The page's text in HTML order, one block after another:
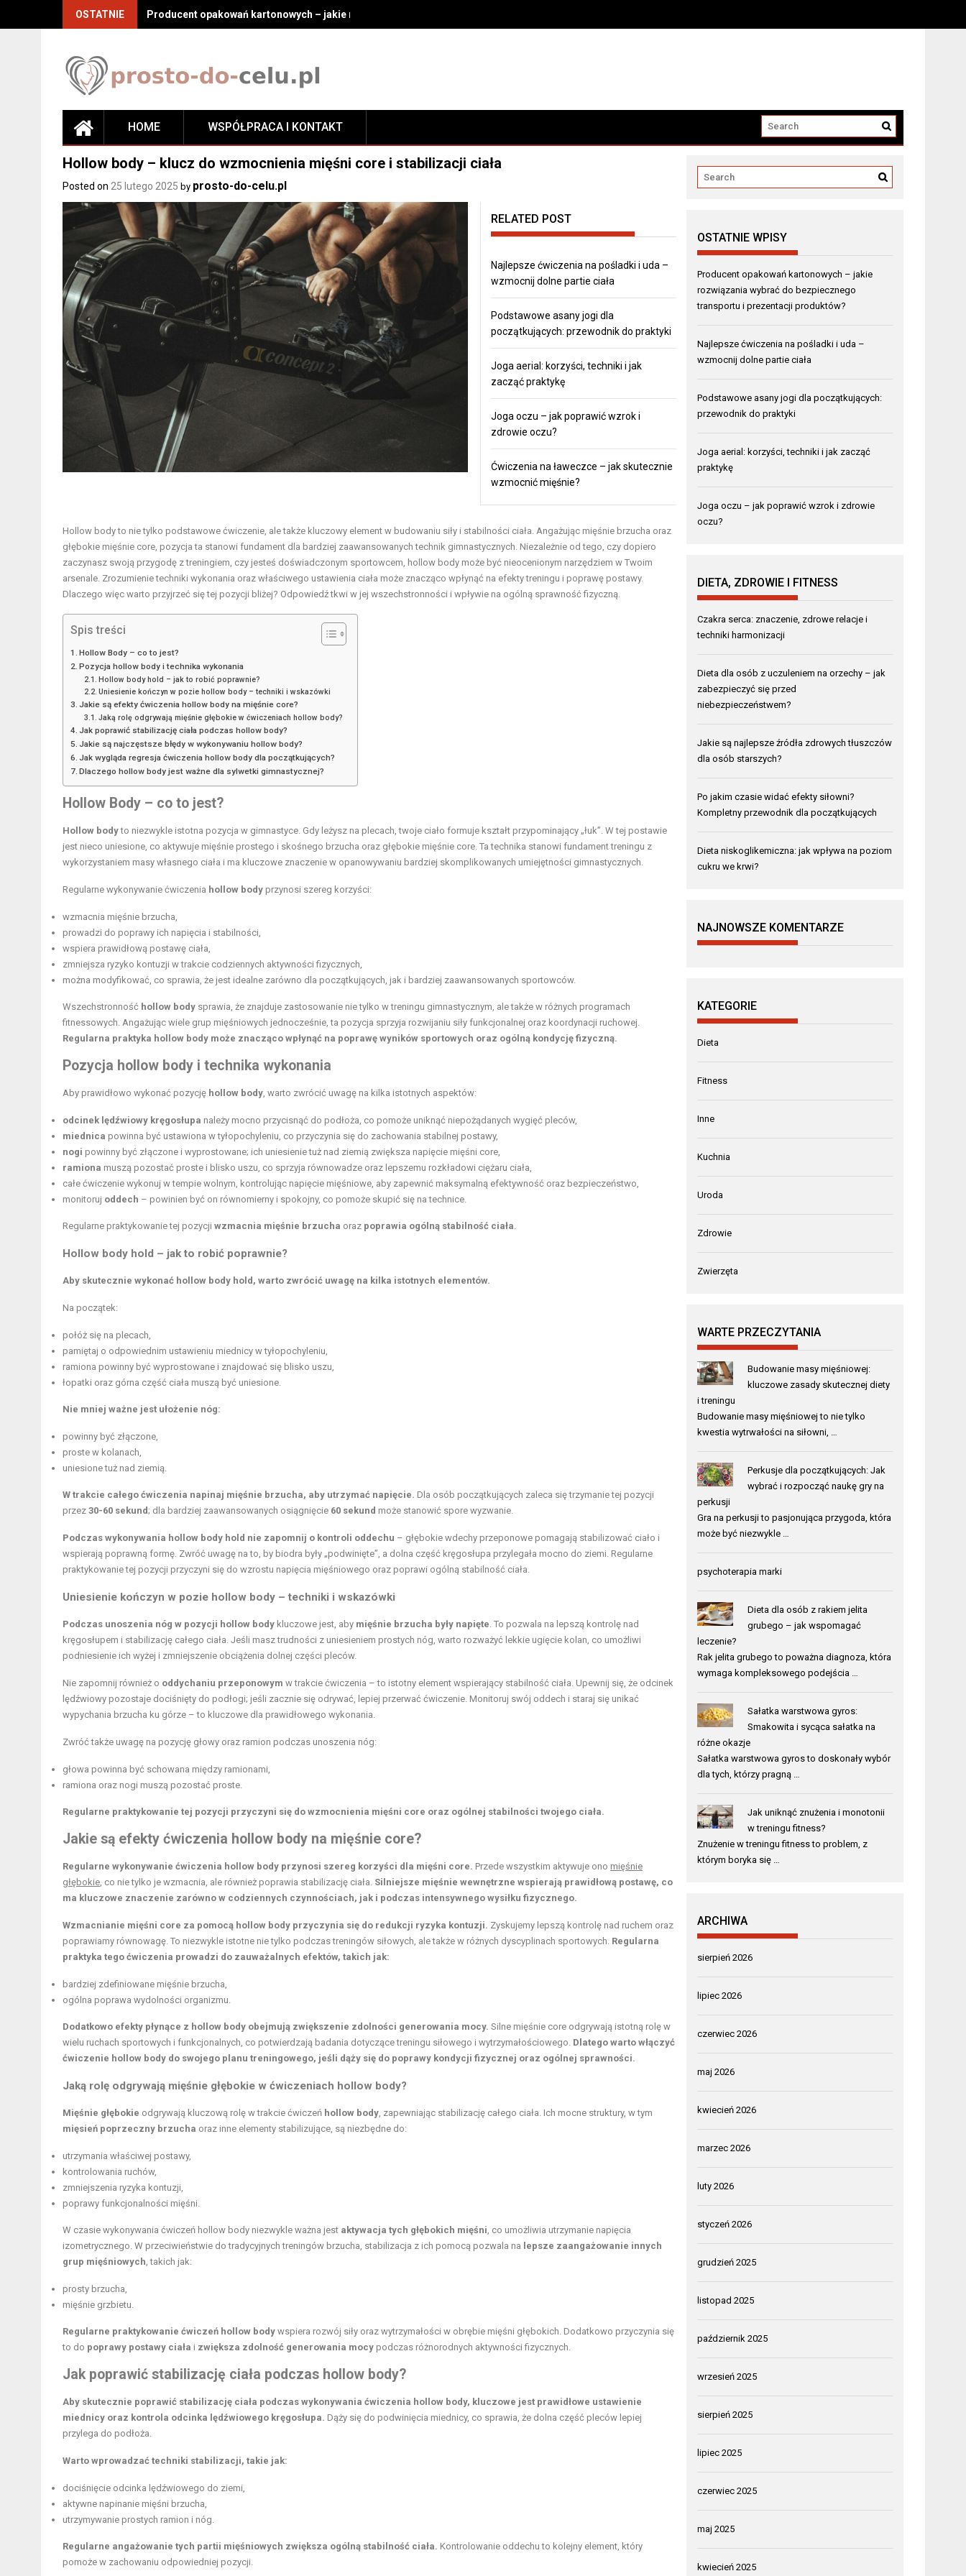
OSTATNIE Producent opakowań kartonowych – jakie rozwiązania wybrać do bezpiecznego transportu i prezentacji produktów?
HOME WSPÓŁPRACA I KONTAKT
Hollow body – klucz do wzmocnienia mięśni core i stabilizacji ciała
Posted on 25 lutego 2025 by prosto-do-celu.pl
RELATED POST
Najlepsze ćwiczenia na pośladki i uda –
wzmocnij dolne partie ciała
Podstawowe asany jogi dla
początkujących: przewodnik do praktyki
Joga aerial: korzyści, techniki i jak
zacząć praktykę
Joga oczu – jak poprawić wzrok i
zdrowie oczu?
Ćwiczenia na ławeczce – jak skutecznie
wzmocnić mięśnie?
Hollow body to nie tylko podstawowe ćwiczenie, ale także kluczowy element w budowaniu siły i stabilności ciała. Angażując mięśnie brzucha oraz
głębokie mięśnie core, pozycja ta stanowi fundament dla bardziej zaawansowanych technik gimnastycznych. Niezależnie od tego, czy dopiero
zaczynasz swoją przygodę z treningiem, czy jesteś doświadczonym sportowcem, hollow body może być nieocenionym narzędziem w Twoim
arsenale. Zrozumienie techniki wykonania oraz właściwego ustawienia ciała może znacząco wpłynąć na efekty treningu i poprawę postawy.
Dlaczego więc warto przyjrzeć się tej pozycji bliżej? Odpowiedź tkwi w jej wszechstronności i wpływie na ogólną sprawność fizyczną.
Spis treści
Hollow Body – co to jest?
Pozycja hollow body i technika wykonania
Hollow body hold – jak to robić poprawnie?
Uniesienie kończyn w pozie hollow body – techniki i wskazówki
Jakie są efekty ćwiczenia hollow body na mięśnie core?
Jaką rolę odgrywają mięśnie głębokie w ćwiczeniach hollow body?
Jak poprawić stabilizację ciała podczas hollow body?
Jakie są najczęstsze błędy w wykonywaniu hollow body?
Jak wygląda regresja ćwiczenia hollow body dla początkujących?
Dlaczego hollow body jest ważne dla sylwetki gimnastycznej?
Hollow Body – co to jest?
Hollow bodyto niezwykle istotna pozycja w gimnastyce. Gdy leżysz na plecach, twoje ciało formuje kształt przypominający „łuk”. W tej postawie
jest nieco uniesione, co aktywuje mięśnie prostego i skośnego brzucha oraz głębokie mięśnie core. Ta technika stanowi fundament treningu z
wykorzystaniem masy własnego ciała i ma kluczowe znaczenie w opanowywaniu bardziej skomplikowanych umiejętności gimnastycznych.
Regularne wykonywanie ćwiczenia hollow body przynosi szereg korzyści:
wzmacnia mięśnie brzucha,
prowadzi do poprawy ich napięcia i stabilności,
wspiera prawidłową postawę ciała,
zmniejsza ryzyko kontuzji w trakcie codziennych aktywności fizycznych,
można modyfikować, co sprawia, że jest idealne zarówno dla początkujących, jak i bardziej zaawansowanych sportowców.
Wszechstronność hollow body sprawia, że znajduje zastosowanie nie tylko w treningu gimnastycznym, ale także w różnych programach
fitnessowych. Angażując wiele grup mięśniowych jednocześnie, ta pozycja sprzyja rozwijaniu siły funkcjonalnej oraz koordynacji ruchowej.
Regularna praktyka hollow body może znacząco wpłynąć na poprawę wyników sportowych oraz ogólną kondycję fizyczną.
Pozycja hollow body i technika wykonania
Aby prawidłowo wykonać pozycję hollow body, warto zwrócić uwagę na kilka istotnych aspektów:
odcinek lędźwiowy kręgosłupa należy mocno przycisnąć do podłoża, co pomoże uniknąć niepożądanych wygięć pleców,
miednica powinna być ustawiona w tyłopochyleniu, co przyczynia się do zachowania stabilnej postawy,
nogi powinny być złączone i wyprostowane; ich uniesienie tuż nad ziemią zwiększa napięcie mięśni core,
ramiona muszą pozostać proste i blisko uszu, co sprzyja równowadze oraz lepszemu rozkładowi ciężaru ciała,
całe ćwiczenie wykonuj w tempie wolnym, kontrolując napięcie mięśniowe, aby zapewnić maksymalną efektywność oraz bezpieczeństwo,
monitoruj oddech – powinien być on równomierny i spokojny, co pomoże skupić się na technice.
Regularne praktykowanie tej pozycji wzmacnia mięśnie brzucha oraz poprawia ogólną stabilność ciała.
Hollow body hold – jak to robić poprawnie?
Aby skutecznie wykonać hollow body hold, warto zwrócić uwagę na kilka istotnych elementów.
Na początek:
połóż się na plecach,
pamiętaj o odpowiednim ustawieniu miednicy w tyłopochyleniu,
ramiona powinny być wyprostowane i znajdować się blisko uszu,
łopatki oraz górna część ciała muszą być uniesione.
Nie mniej ważne jest ułożenie nóg:
powinny być złączone,
proste w kolanach,
uniesione tuż nad ziemią.
W trakcie całego ćwiczenia napinaj mięśnie brzucha, aby utrzymać napięcie. Dla osób początkujących zaleca się trzymanie tej pozycji
przez 30-60 sekund; dla bardziej zaawansowanych osiągnięcie 60 sekund może stanowić spore wyzwanie.
Podczas wykonywania hollow body hold nie zapomnij o kontroli oddechu – głębokie wdechy przeponowe pomagają stabilizować ciało i
wspierają poprawną formę. Zwróć uwagę na to, by biodra były „podwinięte”, a dolna część kręgosłupa przylegała mocno do ziemi. Regularne
praktykowanie tej pozycji przyczyni się do wzrostu napięcia mięśniowego oraz poprawi ogólną stabilność ciała.
Uniesienie kończyn w pozie hollow body – techniki i wskazówki
Podczas unoszenia nóg w pozycji hollow body kluczowe jest, aby mięśnie brzucha były napięte. To pozwala na lepszą kontrolę nad
kręgosłupem i stabilizację całego ciała. Jeśli masz trudności z uniesieniem prostych nóg, warto rozważyć lekkie ugięcie kolan, co umożliwi
podniesienie ich wyżej i zmniejszenie obciążenia dolnej części pleców.
Nie zapomnij również o oddychaniu przeponowym w trakcie ćwiczenia – to istotny element wspierający stabilność ciała. Upewnij się, że odcinek
lędźwiowy pozostaje dociśnięty do podłogi; jeśli zacznie się odrywać, lepiej przerwać ćwiczenie. Monitoruj swój oddech i staraj się unikać
wypychania brzucha ku górze – to kluczowe dla prawidłowego wykonania.
Zwróć także uwagę na pozycję głowy oraz ramion podczas unoszenia nóg:
głowa powinna być schowana między ramionami,
ramiona oraz nogi muszą pozostać proste.
Regularne praktykowanie tej pozycji przyczyni się do wzmocnienia mięśni core oraz ogólnej stabilności twojego ciała.
Jakie są efekty ćwiczenia hollow body na mięśnie core?
Regularne wykonywanie ćwiczenia hollow body przynosi szereg korzyści dla mięśni core. Przede wszystkim aktywuje ono mięśnie
głębokie, co nie tylko je wzmacnia, ale również poprawia stabilizację ciała. Silniejsze mięśnie wewnętrzne wspierają prawidłową postawę, co
ma kluczowe znaczenie zarówno w codziennych czynnościach, jak i podczas intensywnego wysiłku fizycznego.
Wzmacnianie mięśni core za pomocą hollow body przyczynia się do redukcji ryzyka kontuzji. Zyskujemy lepszą kontrolę nad ruchem oraz
poprawiamy równowagę. To niezwykle istotne nie tylko podczas treningów siłowych, ale także w różnych dyscyplinach sportowych. Regularna
praktyka tego ćwiczenia prowadzi do zauważalnych efektów, takich jak:
bardziej zdefiniowane mięśnie brzucha,
ogólna poprawa wydolności organizmu.
Dodatkowo efekty płynące z hollow body obejmują zwiększenie zdolności generowania mocy. Silne mięśnie core odgrywają istotną rolę w
wielu ruchach sportowych i funkcjonalnych, co potwierdzają badania dotyczące treningu siłowego i wytrzymałościowego. Dlatego warto włączyć
ćwiczenie hollow body do swojego planu treningowego, jeśli dąży się do poprawy kondycji fizycznej oraz ogólnej sprawności.
Jaką rolę odgrywają mięśnie głębokie w ćwiczeniach hollow body?
Mięśnie głębokie odgrywają kluczową rolę w trakcie ćwiczeń hollow body, zapewniając stabilizację całego ciała. Ich mocne struktury, w tym
mięsień poprzeczny brzucha oraz inne elementy stabilizujące, są niezbędne do:
utrzymania właściwej postawy,
kontrolowania ruchów,
zmniejszenia ryzyka kontuzji,
poprawy funkcjonalności mięśni.
W czasie wykonywania ćwiczeń hollow body niezwykle ważna jest aktywacja tych głębokich mięśni, co umożliwia utrzymanie napięcia
izometrycznego. W przeciwieństwie do tradycyjnych treningów brzucha, stabilizacja z ich pomocą pozwala na lepsze zaangażowanie innych
grup mięśniowych, takich jak:
prosty brzucha,
mięśnie grzbietu.
Regularne praktykowanie ćwiczeń hollow body wspiera rozwój siły oraz wytrzymałości w obrębie mięśni głębokich. Dodatkowo przyczynia się
to do poprawy postawy ciała i zwiększa zdolność generowania mocy podczas różnorodnych aktywności fizycznych.
Jak poprawić stabilizację ciała podczas hollow body?
Aby skutecznie poprawić stabilizację ciała podczas wykonywania ćwiczenia hollow body, kluczowe jest prawidłowe ustawienie
miednicy oraz kontrola odcinka lędźwiowego kręgosłupa. Dąży się do podwinięcia miednicy, co sprawia, że dolna część pleców lepiej
przylega do podłoża.
Warto wprowadzać techniki stabilizacji, takie jak:
dociśnięcie odcinka lędźwiowego do ziemi,
aktywne napinanie mięśni brzucha,
utrzymywanie prostych ramion i nóg.
Regularne angażowanie tych partii mięśniowych zwiększa ogólną stabilność ciała. Kontrolowanie oddechu to kolejny element, który
pomoże w zachowaniu odpowiedniej pozycji.
OSTATNIE WPISY
Producent opakowań kartonowych – jakie
rozwiązania wybrać do bezpiecznego
transportu i prezentacji produktów?
Najlepsze ćwiczenia na pośladki i uda –
wzmocnij dolne partie ciała
Podstawowe asany jogi dla początkujących:
przewodnik do praktyki
Joga aerial: korzyści, techniki i jak zacząć
praktykę
Joga oczu – jak poprawić wzrok i zdrowie
oczu?
DIETA, ZDROWIE I FITNESS
Czakra serca: znaczenie, zdrowe relacje i
techniki harmonizacji
Dieta dla osób z uczuleniem na orzechy – jak
zabezpieczyć się przed
niebezpieczeństwem?
Jakie są najlepsze źródła zdrowych tłuszczów
dla osób starszych?
Po jakim czasie widać efekty siłowni?
Kompletny przewodnik dla początkujących
Dieta niskoglikemiczna: jak wpływa na poziom
cukru we krwi?
NAJNOWSZE KOMENTARZE
KATEGORIE
Dieta
Fitness
Inne
Kuchnia
Uroda
Zdrowie
Zwierzęta
WARTE PRZECZYTANIA
Budowanie masy mięśniowej:
kluczowe zasady skutecznej diety
i treningu
Budowanie masy mięśniowej to nie tylko
kwestia wytrwałości na siłowni, …
Perkusje dla początkujących: Jak
wybrać i rozpocząć naukę gry na
perkusji
Gra na perkusji to pasjonująca przygoda, która
może być niezwykle …
psychoterapia marki
Dieta dla osób z rakiem jelita
grubego – jak wspomagać
leczenie?
Rak jelita grubego to poważna diagnoza, która
wymaga kompleksowego podejścia …
Sałatka warstwowa gyros:
Smakowita i sycąca sałatka na
różne okazje
Sałatka warstwowa gyros to doskonały wybór
dla tych, którzy pragną …
Jak uniknąć znużenia i monotonii
w treningu fitness?
Znużenie w treningu fitness to problem, z
którym boryka się …
ARCHIWA
sierpień 2026
lipiec 2026
czerwiec 2026
maj 2026
kwiecień 2026
marzec 2026
luty 2026
styczeń 2026
grudzień 2025
listopad 2025
październik 2025
wrzesień 2025
sierpień 2025
lipiec 2025
czerwiec 2025
maj 2025
kwiecień 2025